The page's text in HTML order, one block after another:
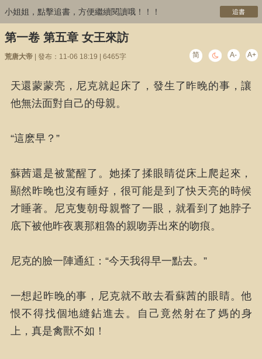
小姐姐，點擊追書，方便繼續閱讀哦！！！ 追書
第一卷 第五章 女王來訪
荒唐大帝| 發布：11-06 18:19 | 6465字 简 A- A+
天還蒙蒙亮，尼克就起床了，發生了昨晚的事，讓
他無法面對自己的母親。
“這麽早？”
蘇茜還是被驚醒了。她揉了揉眼睛從床上爬起來，
顯然昨晚也沒有睡好，很可能是到了快天亮的時候
才睡著。尼克隻朝母親瞥了一眼，就看到了她脖子
底下被他昨夜裏那粗魯的親吻弄出來的吻痕。
尼克的臉一陣通紅：“今天我得早一點去。”
一想起昨晚的事，尼克就不敢去看蘇茜的眼睛。他
恨不得找個地縫鉆進去。自己竟然射在了媽的身
上，真是禽獸不如！